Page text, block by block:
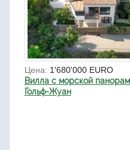
Цена: 1'680'000 EURO
Вилла с морской
Гольф-Жуан